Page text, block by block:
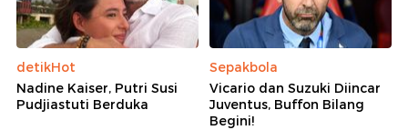
detikHot
Nadine Kaiser, Putri Susi
Pudjiastuti Berduka
Sepakbola
Vicario dan Suzuki Diincar
Juventus, Buffon Bilang
Begini!